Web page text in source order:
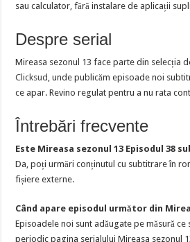
sau calculator, fără instalare de aplicații
Despre serial
Mireasa sezonul 13 face parte din selecția
Clicksud , unde publicăm episoade noi
ce apar. Revino regulat pentru a nu rata
Întrebări frecvente
Este Mireasa sezonul 13 Episodul 38
Da, poți urmări conținutul cu subtitrare în
fișiere externe.
Când apare episodul următor din
Episoadele noi sunt adăugate pe măsură
periodic pagina serialului Mireasa sezonul